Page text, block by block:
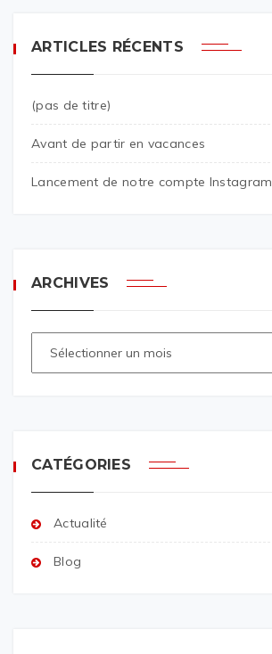
ARTICLES RÉCENTS
(pas de titre)
Avant de partir en vacances
Lancement de notre compte Instagram
ARCHIVES
CATÉGORIES
Actualité
Blog